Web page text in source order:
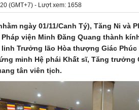
(GMT+7) - Lượt xem: 1658
ngày 01/11/Canh Tý), Tăng Ni và
viện Minh Đăng Quang thành
Trưởng lão Hòa thượng Giác Phúc
minh Hệ phái Khất sĩ, Tăng trưởng
tân viên tịch.